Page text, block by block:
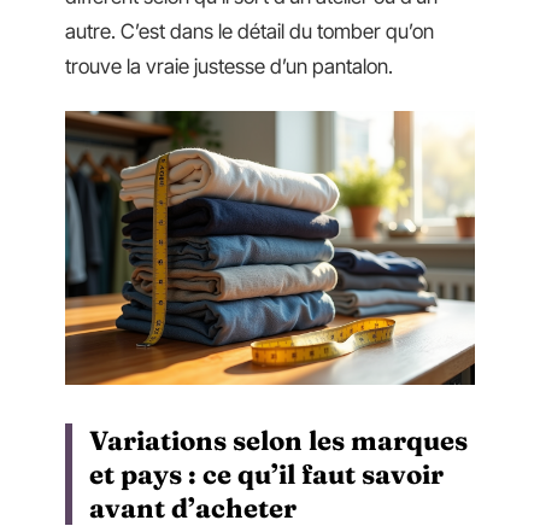
autre. C’est dans le détail du tomber qu’on
trouve la vraie justesse d’un pantalon.
Variations selon les marques
et pays : ce qu’il faut savoir
avant d’acheter